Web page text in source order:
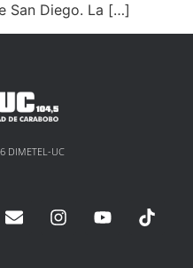
San Diego. La […]
DIMETEL-UC